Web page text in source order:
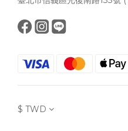
$ TWD